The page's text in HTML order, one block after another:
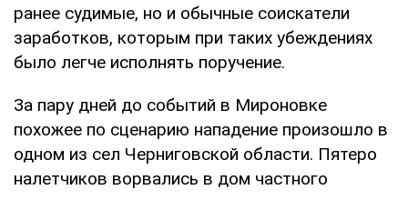
ранее судимые, но и обычные соискатели
заработков, которым при таких убеждениях
было легче исполнять поручение.
За пару дней до событий в Мироновке
похожее по сценарию нападение произошло в
одном из сел Черниговской области. Пятеро
налетчиков ворвались в дом частного